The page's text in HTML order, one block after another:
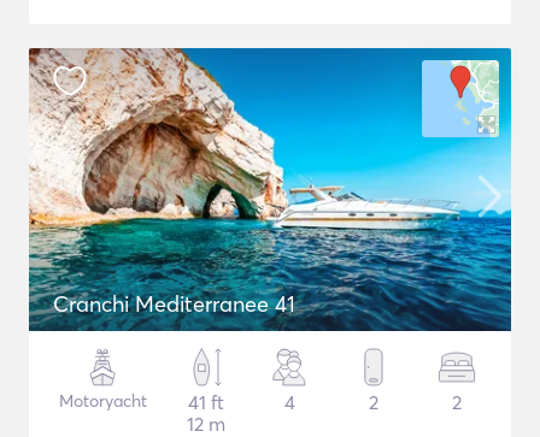
Cranchi Mediterranee 41
Motoryacht
41 ft
12 m
4 2 2